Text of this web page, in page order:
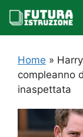
contenuto
Home »
compleanno
inaspettata